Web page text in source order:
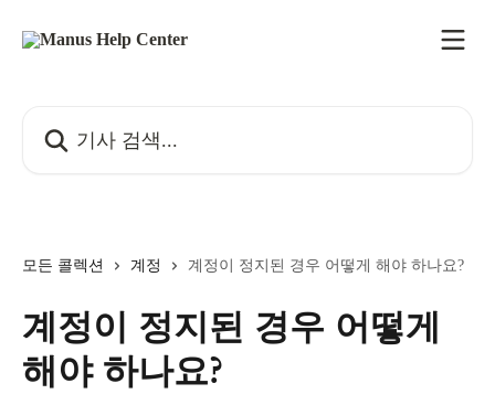
모든 콜렉션 계정 계정이 정지된 경우 어떻게 해야 하나요?
계정이 정지된 경우 어떻게
해야 하나요?